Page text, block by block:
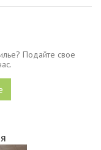
Подайте свое